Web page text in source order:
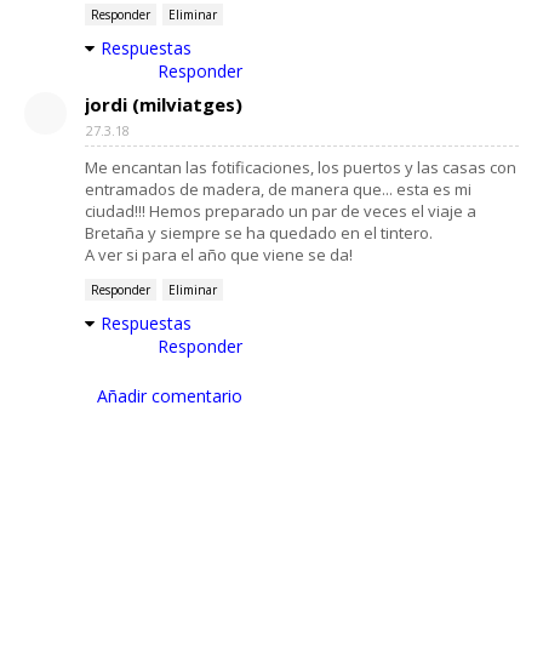
Responder Eliminar
Respuestas
Responder
jordi (milviatges)
27.3.18
Me encantan las fotificaciones, los puertos y las casas con
entramados de madera, de manera que... esta es mi
ciudad!!! Hemos preparado un par de veces el viaje a
Bretaña y siempre se ha quedado en el tintero.
A ver si para el año que viene se da!
Responder Eliminar
Respuestas
Responder
Añadir comentario